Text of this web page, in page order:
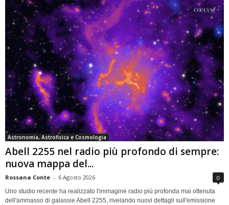
Astronomia, Astrofisica e Cosmologia
Abell 2255 nel radio più profondo di sempre:
nuova mappa del...
Rossana Conte - 6 Agosto 2026 0
Uno studio recente ha realizzato l'immagine radio più profonda mai ottenuta
dell'ammasso di galassie Abell 2255, rivelando nuovi dettagli sull'emissione